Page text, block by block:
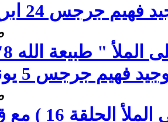
فهيم جرجس 24 ابريل 2024
فهيم جرجس 5 يونيه 2024
صوت المحبة (